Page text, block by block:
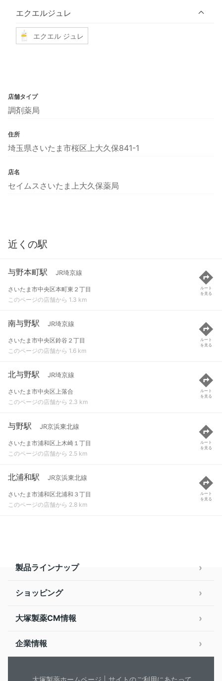
エクエルジュレ
エクエル ジュレ
店舗タイプ
調剤薬局
住所
埼玉県さいたま市桜区上大久保841-1
店名
セイムスさいたま上大久保薬局
近くの駅
与野本町駅 JR埼京線
さいたま市中央区本町東２丁目
このページの店舗から 1.3 km
ルート
を見る
南与野駅 JR埼京線
さいたま市中央区鈴谷２丁目
このページの店舗から 1.6 km
ルート
を見る
北与野駅 JR埼京線
さいたま市中央区上落合
このページの店舗から 2.3 km
ルート
を見る
与野駅 JR京浜東北線
さいたま市浦和区上木崎１丁目
このページの店舗から 2.5 km
ルート
を見る
北浦和駅 JR京浜東北線
さいたま市浦和区北浦和３丁目
このページの店舗から 2.8 km
ルート
を見る
製品ラインナップ
ショッピング
大塚製薬CM情報
企業情報